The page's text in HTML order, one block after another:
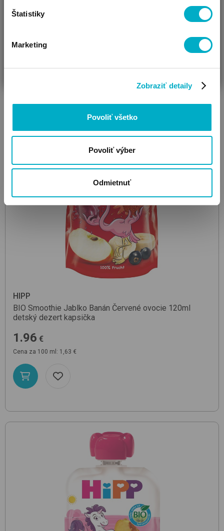
Štatistiky
Marketing
Zobraziť detaily
Povoliť všetko
Povoliť výber
Odmietnuť
Cena za 100 g: 1,55 €
HIPP
BIO Smoothie Jablko Banán Červené ovocie 120ml
detský dezert kapsička
1.96 €
Cena za 100 ml: 1,63 €